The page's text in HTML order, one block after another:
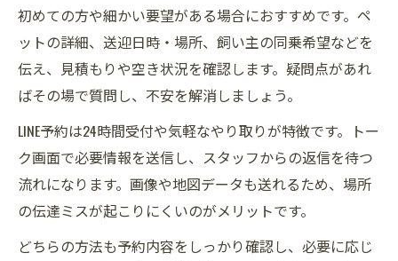
初めての方や細かい要望がある場合におすすめです。ペ
ットの詳細、送迎日時・場所、飼い主の同乗希望などを
伝え、見積もりや空き状況を確認します。疑問点があれ
ばその場で質問し、不安を解消しましょう。
LINE予約は24時間受付や気軽なやり取りが特徴です。トー
ク画面で必要情報を送信し、スタッフからの返信を待つ
流れになります。画像や地図データも送れるため、場所
の伝達ミスが起こりにくいのがメリットです。
どちらの方法も予約内容をしっかり確認し、必要に応じ